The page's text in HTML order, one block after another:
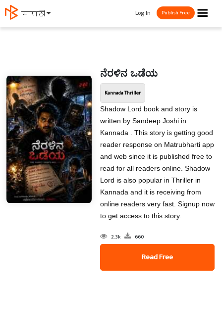
मराठी ☰
Log In Publish Free
ನೆರಳಿನ ಒಡೆಯ
Kannada Thriller
Shadow Lord book and story is
written by Sandeep Joshi in
Kannada . This story is getting good
reader response on Matrubharti app
and web since it is published free to
read for all readers online. Shadow
Lord is also popular in Thriller in
Kannada and it is receiving from
online readers very fast. Signup now
to get access to this story.
2.3k 660
Read Free